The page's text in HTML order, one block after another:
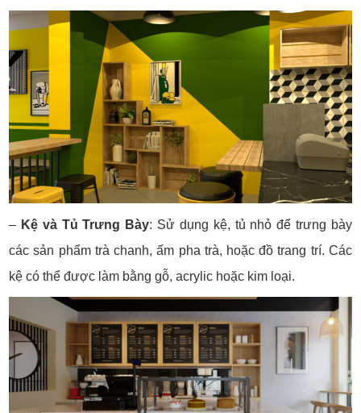
– Kệ và Tủ Trưng Bày: Sử dụng kệ, tủ nhỏ để trưng bày
các sản phẩm trà chanh, ấm pha trà, hoặc đồ trang trí. Các
kệ có thể được làm bằng gỗ, acrylic hoặc kim loại.